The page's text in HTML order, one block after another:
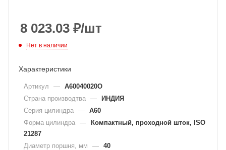
8 023.03 ₽/шт
Нет в наличии
Характеристики
Артикул — A60040020O
Страна производтва — ИНДИЯ
Серия цилиндра — A60
Форма цилиндра — Компактный, проходной шток, ISO
21287
Диаметр поршня, мм
— 40